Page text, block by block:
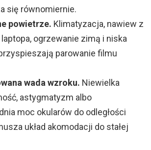
się równomiernie.
powietrze. Klimatyzacja, nawiew z
ogrzewanie zimą i niska
parowanie filmu
wada wzroku. Niewielka
astygmatyzm albo
moc okularów do odległości
układ akomodacji do stałej